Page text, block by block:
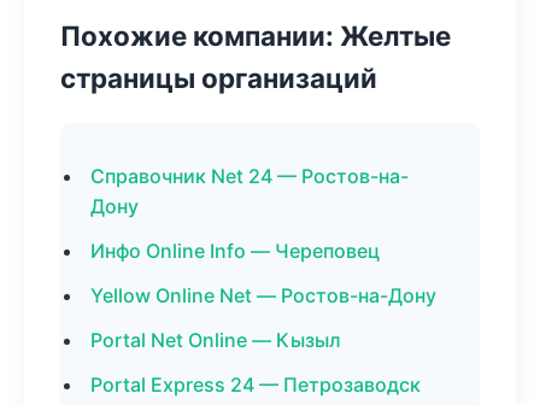
Похожие компании: Желтые
страницы организаций
Справочник Net 24 — Ростов-на-
Дону
Инфо Online Info — Череповец
Yellow Online Net — Ростов-на-Дону
Portal Net Online — Кызыл
Portal Express 24 — Петрозаводск